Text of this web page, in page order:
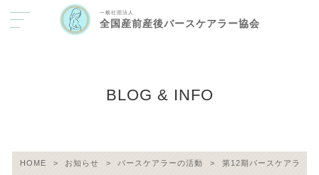
一般社団法人
全国産前産後バースケアラー協会
BLOG & INFO
HOME > お知らせ > バースケアラーの活動 > 第12期バースケアラー